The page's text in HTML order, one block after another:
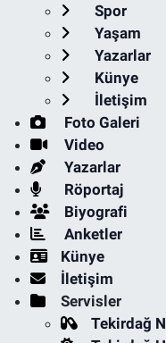
Spor
Yaşam
Yazarlar
Künye
İletişim
Foto Galeri
Video
Yazarlar
Röportaj
Biyografi
Anketler
Künye
İletişim
Servisler
Tekirdağ